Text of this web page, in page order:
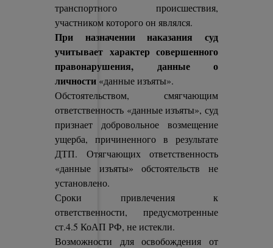
транспортного происшествия,
участником которого он являлся.
При назначении наказания суд
учитывает характер совершенного
правонарушения, данные о
личности «данные изъяты».
Обстоятельством, смягчающим
ответственность «данные изъяты», суд
признает добровольное возмещение
ущерба, причиненного в результате
ДТП. Отягчающих ответственность
«данные изъяты» обстоятельств не
установлено.
Сроки привлечения к
ответственности, предусмотренные
ст.4.5 КоАП РФ, не истекли.
Возможности для освобождения от